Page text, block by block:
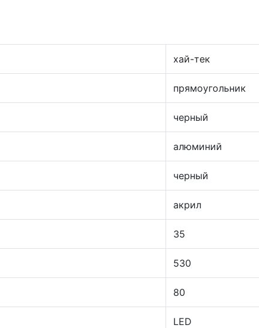
хай-тек
прямоугольник
черный
алюминий
черный
акрил
35
530
80
LED